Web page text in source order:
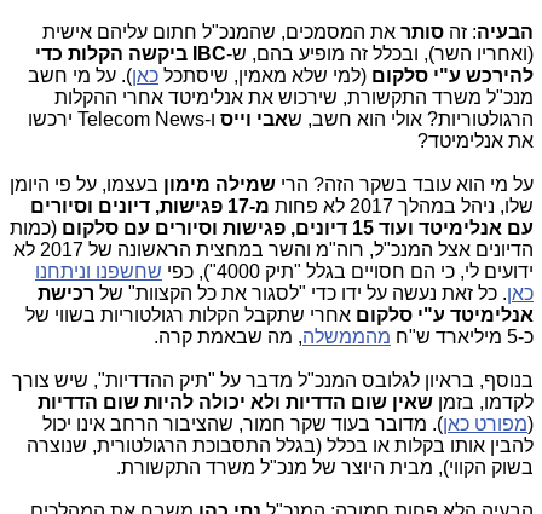
הבעיה: זה סותר את המסמכים, שהמנכ"ל חתום עליהם אישית
(ואחריו השר), ובכלל זה מופיע בהם, ש-
IBC ביקשה הקלות כדי
להירכש ע"י סלקום (למי שלא מאמין, שיסתכל כאן). על מי חשב
מנכ"ל משרד התקשורת, שירכוש את אנלימיטד אחרי ההקלות
הרגולטוריות? אולי הוא חשב, שאבי וייס
ו-Telecom News ירכשו
את אנלימיטד?
על מי הוא עובד בשקר הזה? הרי שמילה מימון בעצמו, על פי היומן
שלו, ניהל במהלך 2017 לא פחות
מ-17 פגישות, דיונים וסיורים
עם אנלימיטד ועוד 15 דיונים, פגישות וסיורים עם סלקום
(כמות
הדיונים אצל המנכ"ל, רוה"מ והשר במחצית הראשונה של 2017 לא
ידועים לי, כי הם חסויים בגלל "תיק 4000"), כפי
שחשפנו וניתחנו
כאן. כל זאת נעשה על ידו כדי "לסגור את כל הקצוות" של רכישת
אנלימיטד ע"י סלקום אחרי שתקבל הקלות רגולטוריות בשווי של
כ-5 מיליארד ש"ח
מהממשלה, מה שבאמת קרה.
בנוסף, בראיון לגלובס המנכ"ל מדבר על "תיק ההדדיות", שיש צורך
לקדמו, בזמן שאין שום הדדיות ולא יכולה להיות שום הדדיות
(מפורט כאן). מדובר בעוד שקר חמור, שהציבור הרחב אינו יכול
להבין אותו בקלות או בכלל (בגלל התסבוכת הרגולטורית, שנוצרה
בשוק הקווי), מבית היוצר של מנכ"ל משרד התקשורת.